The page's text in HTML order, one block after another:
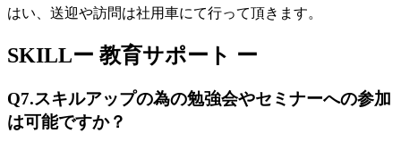
はい、送迎や訪問は社用車にて行って頂きます。
SKILLー 教育サポート ー
Q7.スキルアップの為の勉強会やセミナーへの参加
は可能ですか？